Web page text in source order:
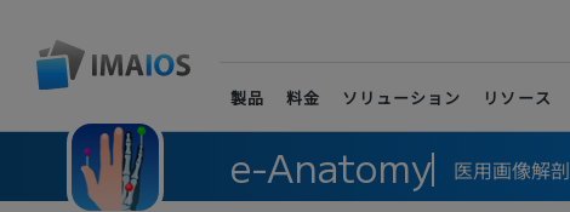
製品 料金 ソリューション リソース
e-Anatomy 医用画像解剖